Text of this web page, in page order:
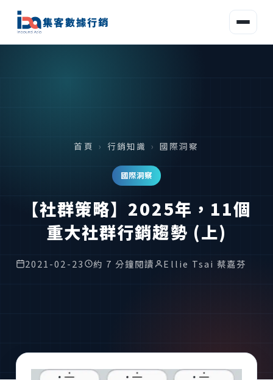
集客數據行銷
首頁 › 行銷知識 › 國際洞察
國際洞察
【社群策略】2025年，11個
重大社群行銷趨勢 (上)
2021-02-23 約 7 分鐘閱讀 Ellie Tsai 蔡嘉芬